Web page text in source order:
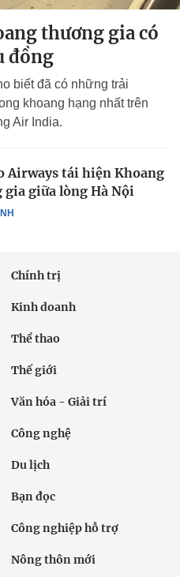
thương gia có
đồng
biết đã có những trải
khoang hạng nhất trên
Air India.
Airways tái hiện Khoang
gia giữa lòng Hà Nội
Chính trị
Kinh doanh
Thể thao
Thế giới
Văn hóa - Giải trí
Công nghệ
Du lịch
Bạn đọc
Công nghiệp hỗ trợ
Nông thôn mới